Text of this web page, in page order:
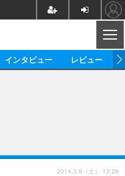
インタビュー レビュー
2014.3.8（土） 13:26